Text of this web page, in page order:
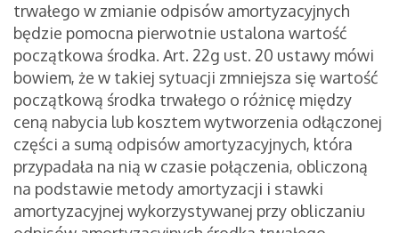
trwałego w zmianie odpisów amortyzacyjnych
będzie pomocna pierwotnie ustalona wartość
początkowa środka. Art. 22g ust. 20 ustawy mówi
bowiem, że w takiej sytuacji zmniejsza się wartość
początkową środka trwałego o różnicę między
ceną nabycia lub kosztem wytworzenia odłączonej
części a sumą odpisów amortyzacyjnych, która
przypadała na nią w czasie połączenia, obliczoną
na podstawie metody amortyzacji i stawki
amortyzacyjnej wykorzystywanej przy obliczaniu